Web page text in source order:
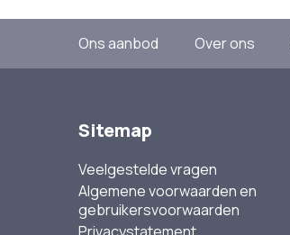
Ons aanbod Over ons
Sitemap
Veelgestelde vragen
Algemene voorwaarden en
gebruikersvoorwaarden